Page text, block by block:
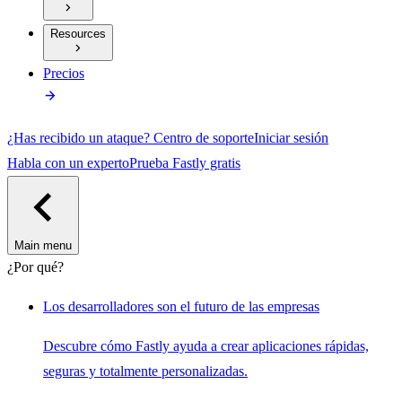
Resources
Precios
¿Has recibido un ataque? Centro de soporteIniciar sesión
Habla con un expertoPrueba Fastly gratis
Main menu
¿Por qué?
Los desarrolladores son el futuro de las empresas
Descubre cómo Fastly ayuda a crear aplicaciones rápidas,
seguras y totalmente personalizadas.